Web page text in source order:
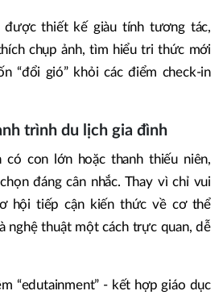
được thiết kế giàu tính tương tác,
chụp ảnh, tìm hiểu tri thức mới
“đổi gió” khỏi các điểm check-in
trình du lịch gia đình
có con lớn hoặc thanh thiếu niên,
đáng cân nhắc. Thay vì chỉ vui
hội tiếp cận kiến thức về cơ thể
nghệ thuật một cách trực quan, dễ
“edutainment” - kết hợp giáo dục